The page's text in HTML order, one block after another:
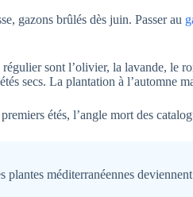
gazons brûlés dès juin. Passer au
sont l’olivier, la lavande,
secs. La plantation à l’automne
étés, l’angle mort des
méditerranéennes